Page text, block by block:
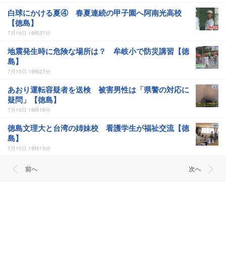
白球にかける夏④ 春夏連続の甲子園へ阿南光高校
【徳島】
7月10日 18時27分
地震発生時に危険な場所は？ 牟岐小で防災講習【徳
島】
7月10日 18時27分
あおり運転容疑者を送検 被害男性は「県警の対応に
疑問」【徳島】
7月10日 18時16分
徳島文理大と台湾の姉妹校 看護学生が福祉交流【徳
島】
7月10日 18時15分
前へ 次へ